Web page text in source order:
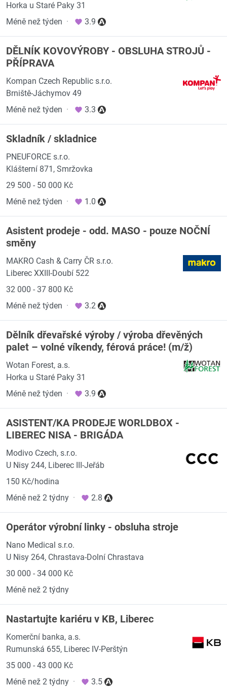
Horka u Staré Paky 31
Méně než týden · 3.9
DĚLNÍK KOVOVÝROBY - OBSLUHA STROJŮ -
PŘÍPRAVA
Kompan Czech Republic s.r.o.
Brniště-Jáchymov 49
Méně než týden · 3.3
Skladník / skladnice
PNEUFORCE s.r.o.
Klášterní 871, Smržovka
29 500 - 50 000 Kč
Méně než týden · 1.0
Asistent prodeje - odd. MASO - pouze NOČNÍ
směny
MAKRO Cash & Carry ČR s.r.o.
Liberec XXIII-Doubí 522
32 000 - 37 800 Kč
Méně než týden · 3.2
Dělník dřevařské výroby / výroba dřevěných
palet – volné víkendy, férová práce! (m/ž)
Wotan Forest, a.s.
Horka u Staré Paky 31
Méně než týden · 3.9
ASISTENT/KA PRODEJE WORLDBOX -
LIBEREC NISA - BRIGÁDA
Modivo Czech, s.r.o.
U Nisy 244, Liberec III-Jeřáb
150 Kč/hodina
Méně než 2 týdny · 2.8
Operátor výrobní linky - obsluha stroje
Nano Medical s.r.o.
U Nisy 264, Chrastava-Dolní Chrastava
30 000 - 34 000 Kč
Méně než 2 týdny
Nastartujte kariéru v KB, Liberec
Komerční banka, a.s.
Rumunská 655, Liberec IV-Perštýn
35 000 - 43 000 Kč
Méně než 2 týdny · 3.5